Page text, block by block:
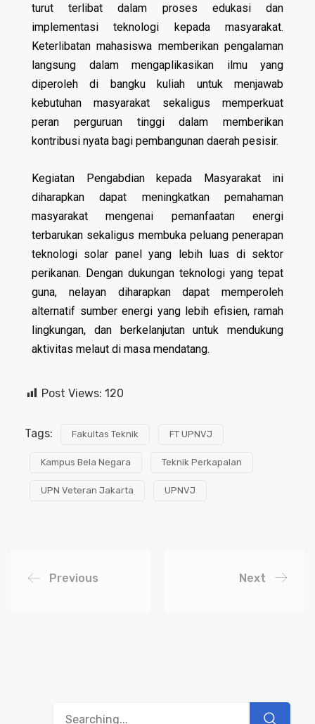
turut terlibat dalam proses edukasi dan
implementasi teknologi kepada masyarakat.
Keterlibatan mahasiswa memberikan pengalaman
langsung dalam mengaplikasikan ilmu yang
diperoleh di bangku kuliah untuk menjawab
kebutuhan masyarakat sekaligus memperkuat
peran perguruan tinggi dalam memberikan
kontribusi nyata bagi pembangunan daerah pesisir.
Kegiatan Pengabdian kepada Masyarakat ini
diharapkan dapat meningkatkan pemahaman
masyarakat mengenai pemanfaatan energi
terbarukan sekaligus membuka peluang penerapan
teknologi solar panel yang lebih luas di sektor
perikanan. Dengan dukungan teknologi yang tepat
guna, nelayan diharapkan dapat memperoleh
alternatif sumber energi yang lebih efisien, ramah
lingkungan, dan berkelanjutan untuk mendukung
aktivitas melaut di masa mendatang.
Post Views: 120
Tags: Fakultas Teknik FT UPNVJ
Kampus Bela Negara Teknik Perkapalan
UPN Veteran Jakarta UPNVJ
Previous Next